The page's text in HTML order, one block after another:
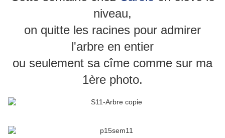
niveau,
on quitte les racines pour admirer
l'arbre en entier
ou seulement sa cîme comme sur ma
1ère photo.